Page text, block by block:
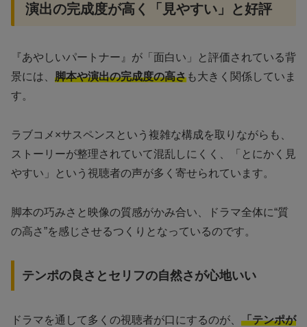
演出の完成度が高く「見やすい」と好評
『あやしいパートナー』が「面白い」と評価されている背
景には、 脚本や演出の完成度の高さも大きく関係していま
す。
ラブコメ×サスペンスという複雑な構成を取りながらも、
ストーリーが整理されていて混乱しにくく、「とにかく見
やすい」という視聴者の声が多く寄せられています。
脚本の巧みさと映像の質感がかみ合い、ドラマ全体に“質
の高さ”を感じさせるつくりとなっているのです。
テンポの良さとセリフの自然さが心地いい
ドラマを通して多くの視聴者が口にするのが、 「テンポが